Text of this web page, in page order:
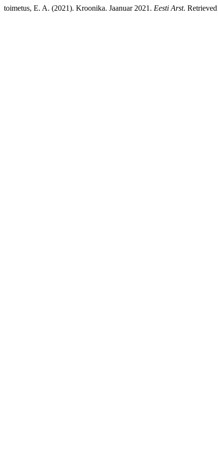
toimetus, E. A. (2021). Kroonika. Jaanuar 2021. Eesti Arst.